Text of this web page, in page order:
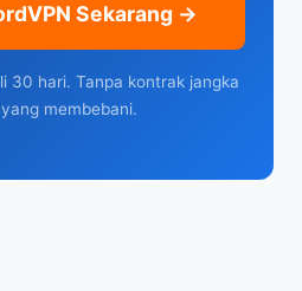
Sekarang →
30 hari. Tanpa kontrak jangka
membebani.